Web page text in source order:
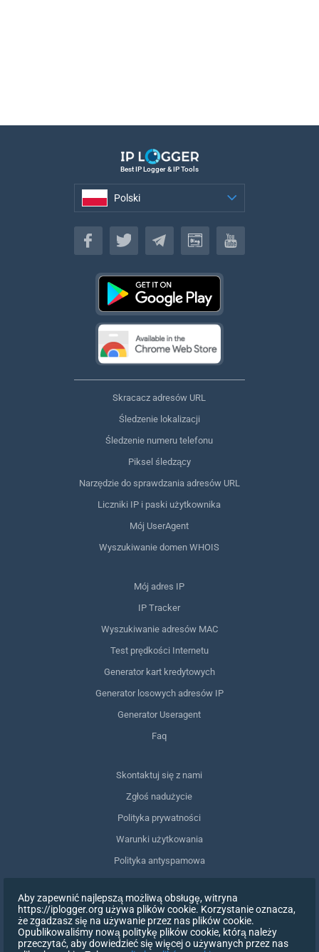
Best IP Logger & IP Tools
Polski
Polski
Skracacz adresów URL
Śledzenie lokalizacji
Śledzenie numeru telefonu
Piksel śledzący
Narzędzie do sprawdzania adresów URL
Liczniki IP i paski użytkownika
Mój UserAgent
Wyszukiwanie domen WHOIS
Mój adres IP
IP Tracker
Wyszukiwanie adresów MAC
Test prędkości Internetu
Generator kart kredytowych
Generator losowych adresów IP
Generator Useragent
Faq
Skontaktuj się z nami
Zgłoś nadużycie
Polityka prywatności
Warunki użytkowania
Polityka antyspamowa
Usuń moje dane
Wycofanie zgody
Aby zapewnić najlepszą możliwą obsługę, witryna
https://iplogger.org używa plików cookie. Korzystanie oznacza,
że zgadzasz się na używanie przez nas plików cookie.
Opublikowaliśmy nową politykę plików cookie, którą należy
przeczytać, aby dowiedzieć się więcej o używanych przez nas